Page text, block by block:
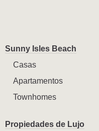
Sunny Isles Beach
Casas
Apartamentos
Townhomes
Propiedades de Lujo